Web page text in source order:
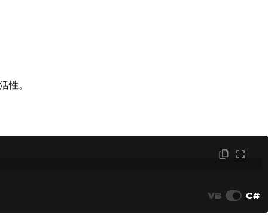
性。
VB C#